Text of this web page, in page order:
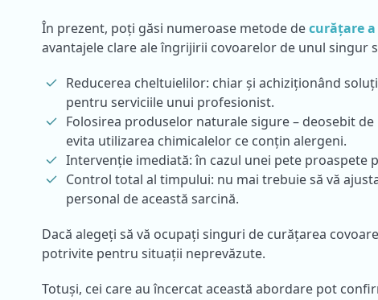
În prezent, poți găsi numeroase metode decurățare a
avantajele clare ale îngrijirii covoarelor de unul singur
Reducerea cheltuielilor: chiar și achiziționând
pentru serviciile unui profesionist.
Folosirea produselor naturale sigure – deosebit
evita utilizarea chimicalelor ce conțin alergeni.
Intervenție imediată: în cazul unei pete proaspete
Control total al timpului: nu mai trebuie să vă
personal de această sarcină.
Dacă alegeți să vă ocupați singuri de curățarea
potrivite pentru situații neprevăzute.
Totuși, cei care au încercat această abordare pot